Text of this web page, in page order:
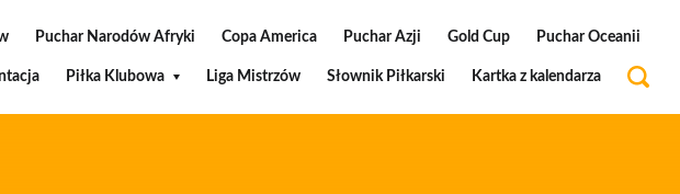
Puchar Narodów Afryki Copa America Puchar Azji Gold Cup Puchar Oceanii
Piłka Klubowa Liga Mistrzów Słownik Piłkarski Kartka z kalendarza